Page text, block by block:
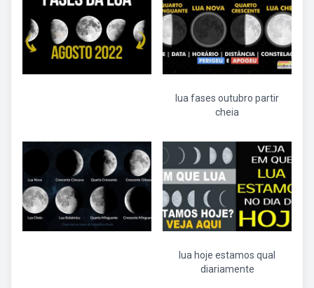
lua fases outubro partir
cheia
lua hoje estamos qual
diariamente